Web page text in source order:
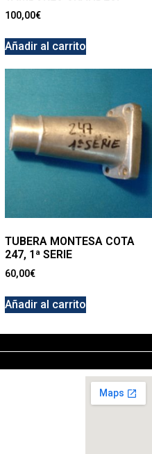
100,00€
Añadir al carrito
TUBERA MONTESA COTA
247, 1ª SERIE
60,00€
Añadir al carrito